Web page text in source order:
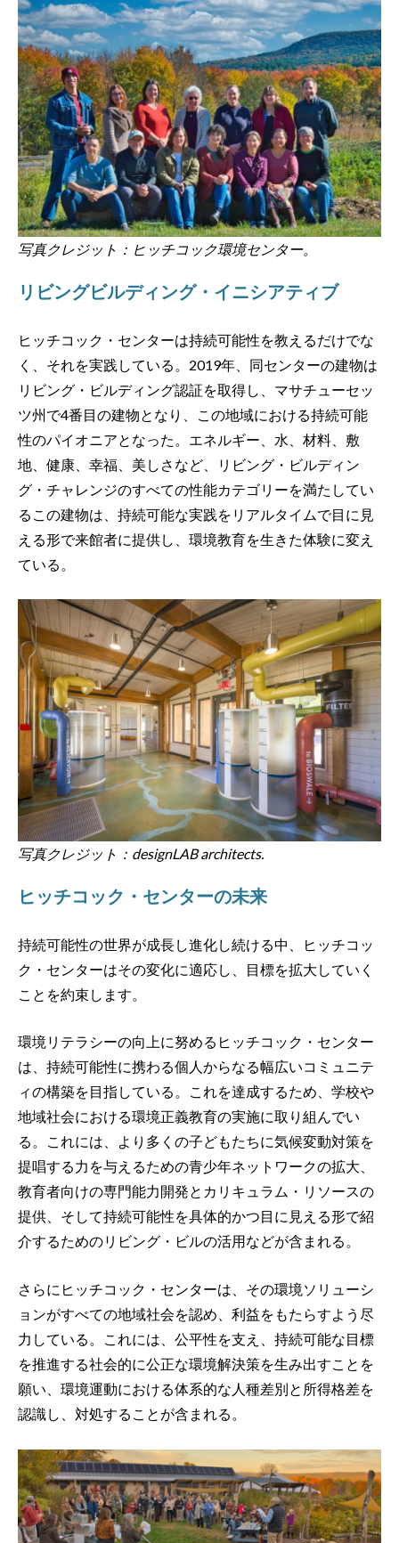
写真クレジット：ヒッチコック環境センター。
リビングビルディング・イニシアティブ
ヒッチコック・センターは持続可能性を教えるだけでな
く、それを実践している。2019年、同センターの建物は
リビング・ビルディング認証を取得し、マサチューセッ
ツ州で4番目の建物となり、この地域における持続可能
性のパイオニアとなった。エネルギー、水、材料、敷
地、健康、幸福、美しさなど、リビング・ビルディン
グ・チャレンジのすべての性能カテゴリーを満たしてい
るこの建物は、持続可能な実践をリアルタイムで目に見
える形で来館者に提供し、環境教育を生きた体験に変え
ている。
写真クレジット：designLAB architects.
ヒッチコック・センターの未来
持続可能性の世界が成長し進化し続ける中、ヒッチコッ
ク・センターはその変化に適応し、目標を拡大していく
ことを約束します。
環境リテラシーの向上に努めるヒッチコック・センター
は、持続可能性に携わる個人からなる幅広いコミュニテ
ィの構築を目指している。これを達成するため、学校や
地域社会における環境正義教育の実施に取り組んでい
る。これには、より多くの子どもたちに気候変動対策を
提唱する力を与えるための青少年ネットワークの拡大、
教育者向けの専門能力開発とカリキュラム・リソースの
提供、そして持続可能性を具体的かつ目に見える形で紹
介するためのリビング・ビルの活用などが含まれる。
さらにヒッチコック・センターは、その環境ソリューシ
ョンがすべての地域社会を認め、利益をもたらすよう尽
力している。これには、公平性を支え、持続可能な目標
を推進する社会的に公正な環境解決策を生み出すことを
願い、環境運動における体系的な人種差別と所得格差を
認識し、対処することが含まれる。